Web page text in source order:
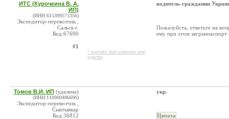
ИТС (Курочкина В. А.
ИП)
(ИНН:615399571356)
Экспедитор-перевозчик ,
Сальск г.
Код:67690
#1
* контакт был изменен или
удален
водитель-гражданин
Пожалуйста, ответьте на
ему при этом
Томов В.И. ИП (удалена)
(ИНН:110900486696)
Экспедитор-перевозчик ,
Сыктывкар
Код:36812
укр.
Цитата